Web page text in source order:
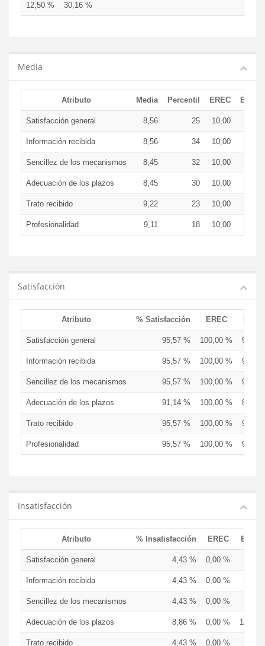
12,50 % 30,16 %
Media
Atributo Media Percentil EREC
Satisfacción general 8,56 25 10,00
Información recibida 8,56 34 10,00
Sencillez de los mecanismos 8,45 32 10,00
Adecuación de los plazos 8,45 30 10,00
Trato recibido 9,22 23 10,00
Profesionalidad 9,11 18 10,00
Satisfacción
Atributo % Satisfacción EREC
Satisfacción general 95,57 % 100,00 % 94,74
Información recibida 95,57 % 100,00 % 94,74
Sencillez de los mecanismos 95,57 % 100,00 % 94,74
Adecuación de los plazos 91,14 % 100,00 % 89,47
Trato recibido 95,57 % 100,00 % 94,74
Profesionalidad 95,57 % 100,00 % 94,74
Insatisfacción
Atributo % Insatisfacción EREC
Satisfacción general 4,43 % 0,00 %
Información recibida 4,43 % 0,00 %
Sencillez de los mecanismos 4,43 % 0,00 %
Adecuación de los plazos 8,86 % 0,00 % 10,53
Trato recibido 4,43 % 0,00 %